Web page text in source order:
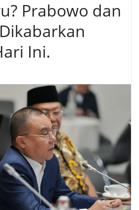
Prabowo dan
Ini.